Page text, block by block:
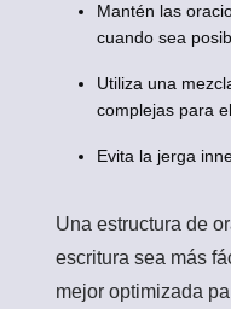
Mantén las
cuando sea
Utiliza una
complejas para
Evita la jerga
Una estructura de
escritura sea más
mejor optimizada